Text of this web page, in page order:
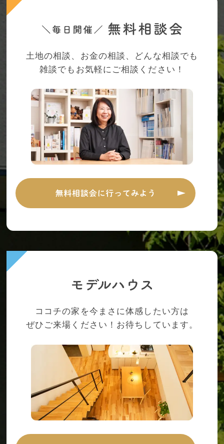
土地の相談、お金の相談、どんな相談でも
雑談でもお気軽にご相談ください！
ココチの家を今まさに体感したい方は
ぜひご来場ください！お待ちしています。